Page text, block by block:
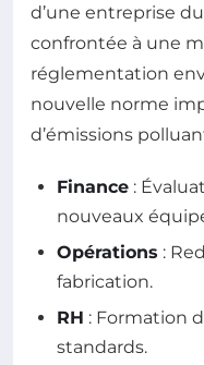
d’une entreprise
confrontée à une
réglementation
nouvelle norme
d’émissions
Finance :
nouveaux
Opérations :
fabrication.
RH : Formation
standards.